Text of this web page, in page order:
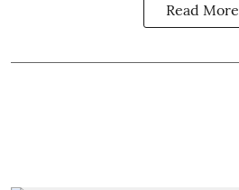
Read More